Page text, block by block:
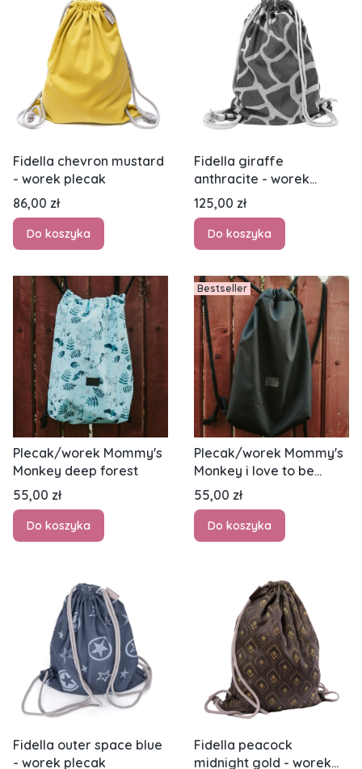
Fidella chevron mustard
- worek plecak
Cena
86,00 zł
Do koszyka
Fidella giraffe
anthracite - worek
plecak
Cena
125,00 zł
Do koszyka
Plecak/worek Mommy's
Monkey deep forest
Cena
55,00 zł
Do koszyka
Bestseller
Plecak/worek Mommy's
Monkey i love to be
black
Cena
55,00 zł
Do koszyka
Fidella outer space blue
- worek plecak
Fidella peacock
midnight gold - worek